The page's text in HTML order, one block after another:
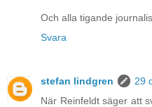
Och alla tigande
Svara
stefan lindgren
29
När Reinfeldt säger att